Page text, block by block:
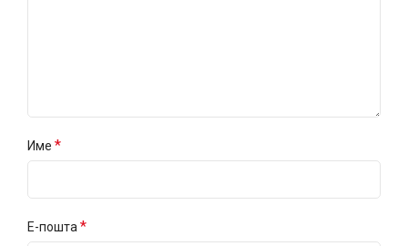
Име *
Е-пошта*